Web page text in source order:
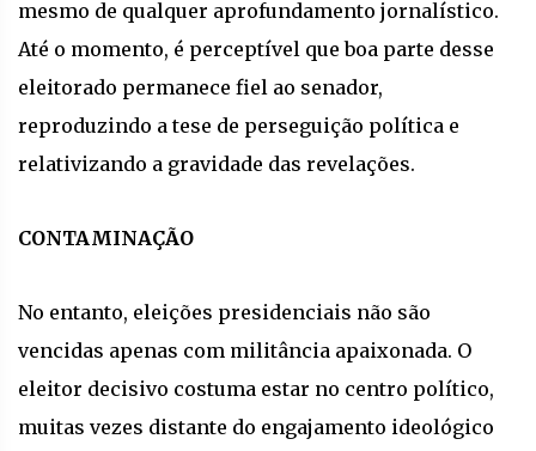
mesmo de qualquer aprofundamento jornalístico.
Até o momento, é perceptível que boa parte desse
eleitorado permanece fiel ao senador,
reproduzindo a tese de perseguição política e
relativizando a gravidade das revelações.
CONTAMINAÇÃO
No entanto, eleições presidenciais não são
vencidas apenas com militância apaixonada. O
eleitor decisivo costuma estar no centro político,
muitas vezes distante do engajamento ideológico